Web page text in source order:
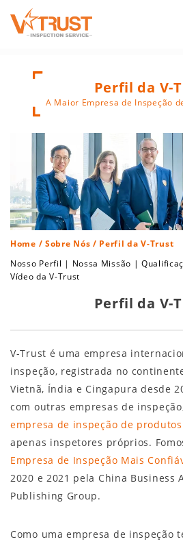
Perfil da V-
A Maior Empresa de Inspeção
Home / Sobre Nós / Perfil da V-Trust
Nosso Perfil | Nossa Missão |
Vídeo da V-Trust
Perfil da V-
V-Trust é uma empresa
inspeção, registrada no
Vietnã, Índia e Cingapura desde
com outras empresas de
empresa de inspeção de produtos
apenas inspetores próprios.
Empresa de Inspeção Mais
2020 e 2021 pela China Business
Publishing Group.
Como uma empresa de inspeção